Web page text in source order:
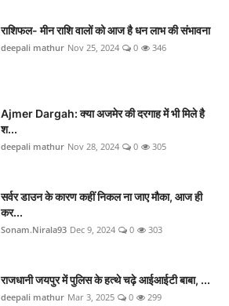
राशिफल- मीन राशि वालों को आज है धन लाभ की संभावना
deepali mathur Nov 25, 2024 0 346
Ajmer Dargah: क्या अजमेर की दरगाह में भी मिले है
श...
deepali mathur Nov 28, 2024 0 305
सर्वर डाउन के कारण कहीं निकल ना जाए मौका, आज ही
कर...
Sonam.Nirala93 Dec 9, 2024 0 303
राजधानी जयपुर में पुलिस के हत्थे चढ़े आईआईटी बाबा, ...
deepali mathur Mar 3, 2025 0 299